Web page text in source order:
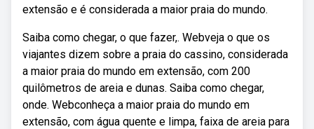
extensão e é considerada a maior praia do mundo.
Saiba como chegar, o que fazer,. Webveja o que os
viajantes dizem sobre a praia do cassino, considerada
a maior praia do mundo em extensão, com 200
quilômetros de areia e dunas. Saiba como chegar,
onde. Webconheça a maior praia do mundo em
extensão, com água quente e limpa, faixa de areia para